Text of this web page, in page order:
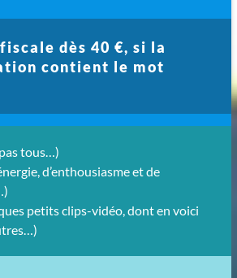
dès 40 €, si la
contient le mot
tous…)
d’enthousiasme et de
petits clips-vidéo, dont en voici